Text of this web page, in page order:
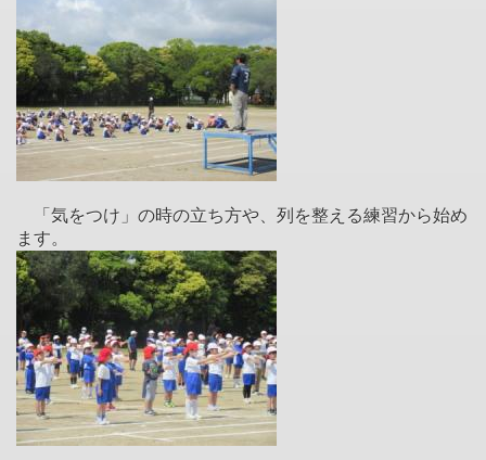
「気をつけ」の時の立ち方や、列を整える練習から始め
ます。